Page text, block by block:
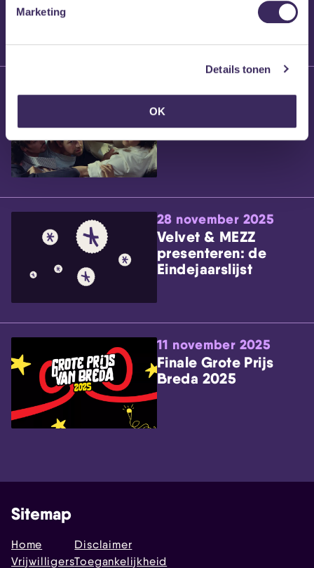
Marketing
Details tonen
OK
Brennt Vanneste
Willem’s Blog: Ão
28 november 2025
Velvet & MEZZ
presenteren: de
Eindejaarslijst
11 november 2025
Finale Grote Prijs
Breda 2025
Sitemap
Home
Vrijwilligers
Disclaimer
Toegankelijkheid